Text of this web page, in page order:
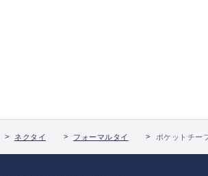
ネクタイ フォーマルタイ ポケットチー